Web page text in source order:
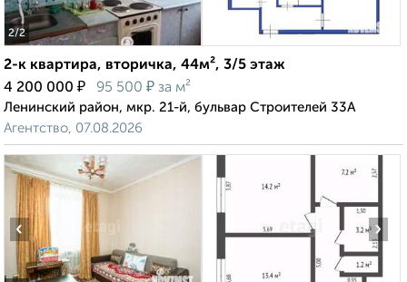
2/2
2-к квартира, вторичка, 44м², 3/5 этаж
4 200 000 ₽ 95 500 ₽ за м²
Ленинский район, мкр. 21-й, бульвар Строителей 33А
Агентство, 07.08.2026
‹ ›